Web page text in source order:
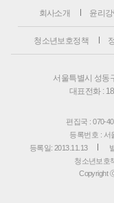
회사소개 윤리강
청소년보호정책
서울특별시 성동
대표전화 :
편집국 : 070-
등록번호 : 서
등록일: 2013.11.13
청소년보호
Copyright